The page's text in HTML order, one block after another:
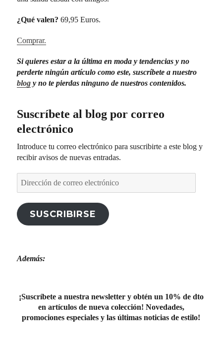
¿Qué valen?69,95 Euros.
Comprar.
Si quieres estar a la última en moda y tendencias y no
perderte ningún artículo como este, suscríbete a nuestro
blog y no te pierdas ninguno de nuestros contenidos.
Suscríbete al blog por correo
electrónico
Introduce tu correo electrónico para suscribirte a este blog y
recibir avisos de nuevas entradas.
Dirección
electrónico
SUSCRIBIRSE
Además:
¡Suscríbete a nuestra newsletter y obtén un 10% de dto
en artículos de nueva colección! Novedades,
promociones especiales y las últimas noticias de estilo!